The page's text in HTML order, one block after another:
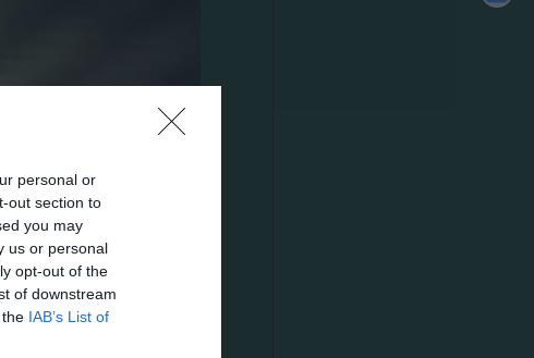
personal or
out section to
you may
us or personal
opt-out of the
of downstream
IAB’s List of
τους